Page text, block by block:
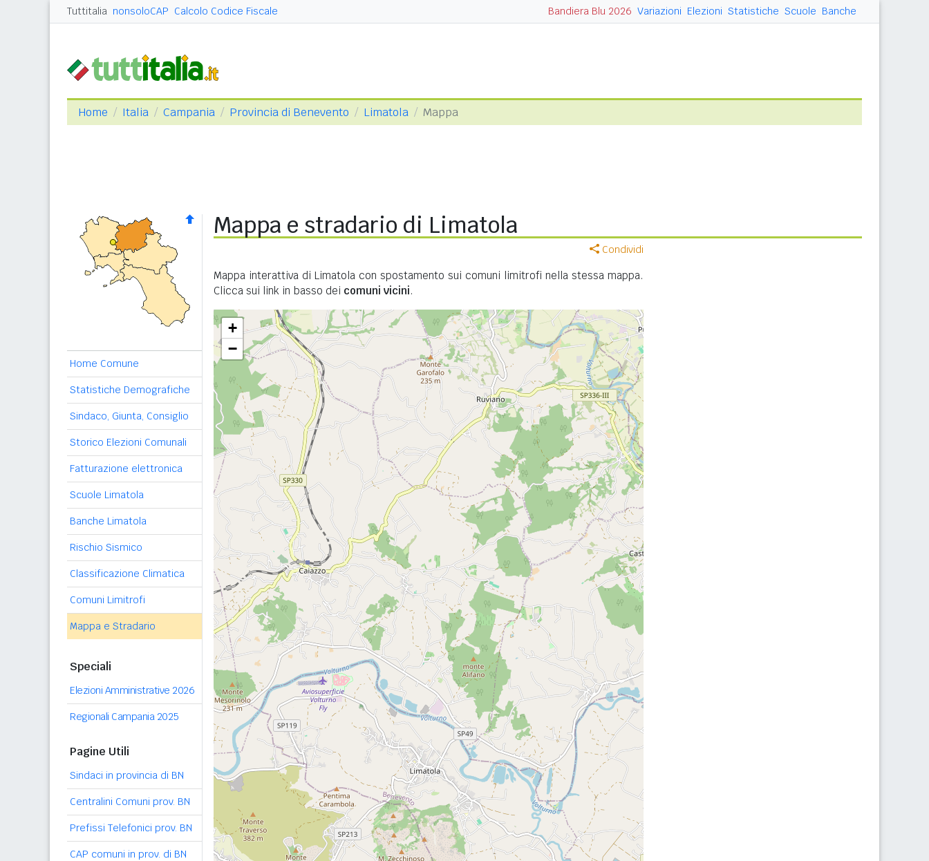
Tuttitalia nonsoloCAP Calcolo Codice Fiscale Bandiera Blu 2026 Variazioni Elezioni Statistiche Scuole Banche
Home Italia Campania Provincia di Benevento Limatola Mappa
Home Comune
Statistiche Demografiche
Sindaco, Giunta, Consiglio
Storico Elezioni Comunali
Fatturazione elettronica
Scuole Limatola
Banche Limatola
Rischio Sismico
Classificazione Climatica
Comuni Limitrofi
Mappa e Stradario
Speciali
Elezioni Amministrative 2026
Regionali Campania 2025
Pagine Utili
Sindaci in provincia di BN
Centralini Comuni prov. BN
Prefissi Telefonici prov. BN
CAP comuni in prov. di BN
Mappa e stradario di Limatola
Condividi
Mappa interattiva di Limatola con spostamento sui comuni limitrofi nella stessa mappa.
Clicca sui link in basso dei comuni vicini.
+
−